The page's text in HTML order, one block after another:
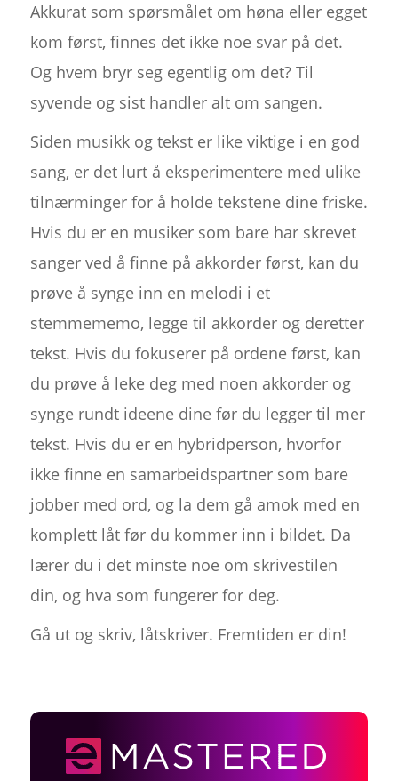
Akkurat som spørsmålet om høna eller egget
kom først, finnes det ikke noe svar på det.
Og hvem bryr seg egentlig om det? Til
syvende og sist handler alt om sangen.
Siden musikk og tekst er like viktige i en god
sang, er det lurt å eksperimentere med ulike
tilnærminger for å holde tekstene dine friske.
Hvis du er en musiker som bare har skrevet
sanger ved å finne på akkorder først, kan du
prøve å synge inn en melodi i et
stemmememo, legge til akkorder og deretter
tekst. Hvis du fokuserer på ordene først, kan
du prøve å leke deg med noen akkorder og
synge rundt ideene dine før du legger til mer
tekst. Hvis du er en hybridperson, hvorfor
ikke finne en samarbeidspartner som bare
jobber med ord, og la dem gå amok med en
komplett låt før du kommer inn i bildet. Da
lærer du i det minste noe om skrivestilen
din, og hva som fungerer for deg.
Gå ut og skriv, låtskriver. Fremtiden er din!